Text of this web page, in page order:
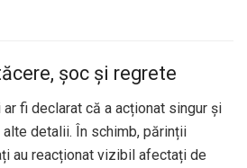
șoc și regrete
fi declarat că a acționat singur și
detalii. În schimb, părinții
au reacționat vizibil afectați de